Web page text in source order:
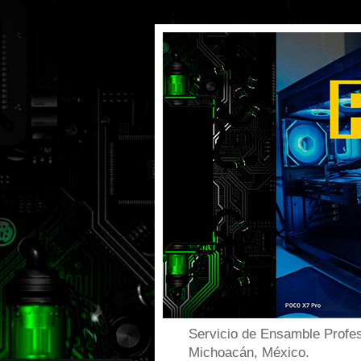
Servicio de Ensamble
Michoacán, México.